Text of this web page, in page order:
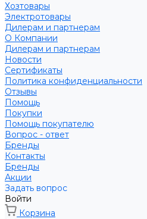
Хозтовары
Электротовары
Дилерам и партнерам
О Компании
Дилерам и партнерам
Новости
Сертификаты
Политика конфиденциальности
Отзывы
Помощь
Покупки
Помощь покупателю
Вопрос - ответ
Бренды
Контакты
Бренды
Акции
Задать вопрос
Войти
Корзина